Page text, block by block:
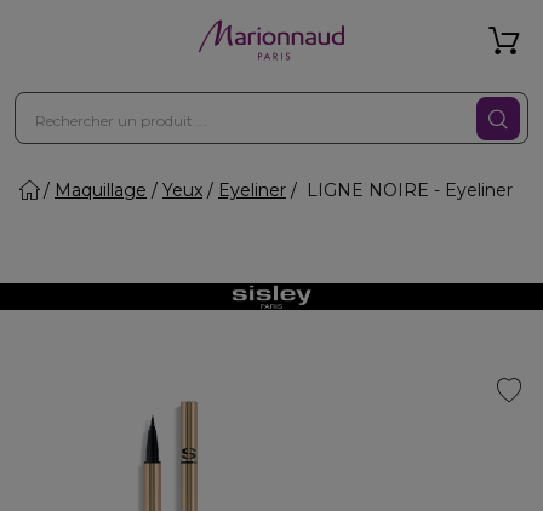
Maquillage Yeux Eyeliner LIGNE NOIRE - Eyeliner